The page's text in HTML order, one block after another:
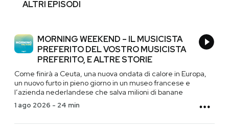
ALTRI EPISODI
MORNING WEEKEND – IL MUSICISTA
PREFERITO DEL VOSTRO MUSICISTA
PREFERITO, E ALTRE STORIE
Come finirà a Ceuta, una nuova ondata di calore in Europa,
un nuovo furto in pieno giorno in un museo francese e
l’azienda nederlandese che salva milioni di banane
1 ago 2026 - 24 min